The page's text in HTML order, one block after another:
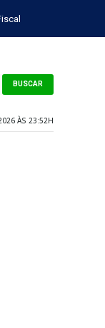
BUSCAR
ÀS 23:52H